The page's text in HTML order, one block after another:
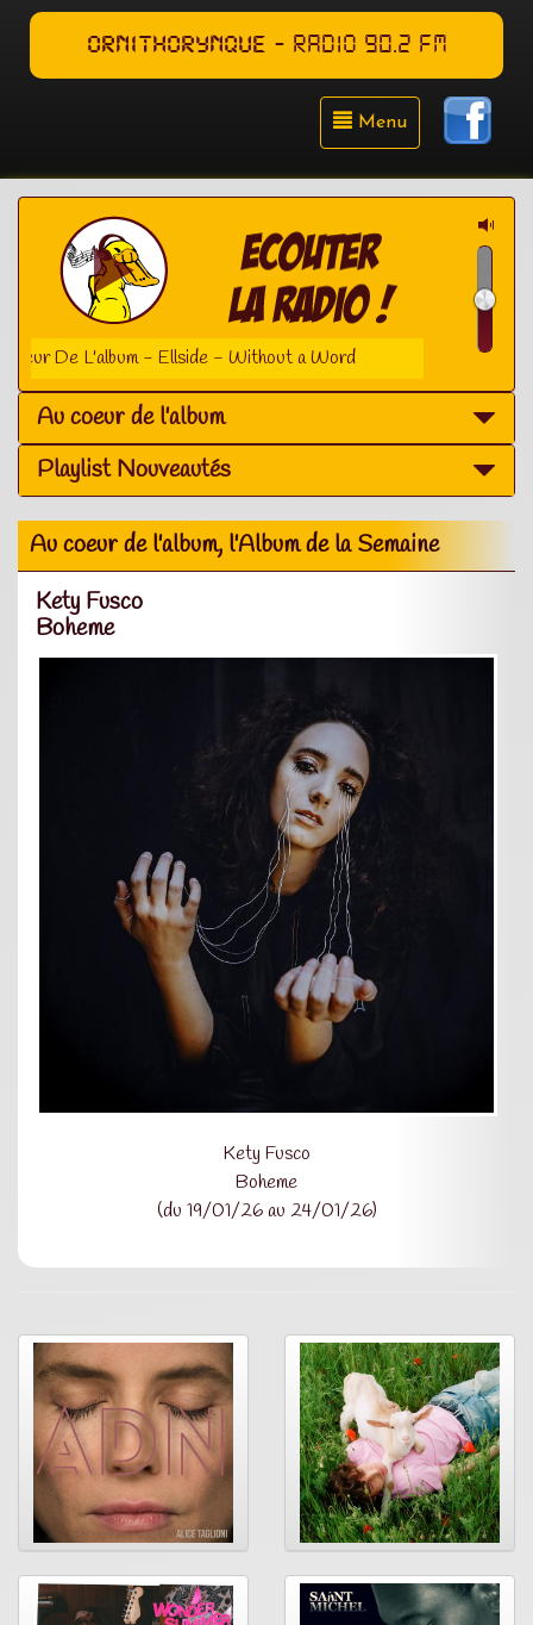
ORNITHORYNQUE - RADIO 90.2 FM
Menu
- Ellside - Without a Word
Au coeur de l'album
Playlist Nouveautés
Au coeur de l'album, l'Album de la Semaine
Kety Fusco
Boheme
Kety Fusco
Boheme
(du 19/01/26 au 24/01/26)